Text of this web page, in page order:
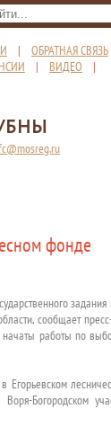
| ОБРАТНАЯ СВЯЗЬ
| ВИДЕО |
фонде
сообщает
начаты работы по
Богородском